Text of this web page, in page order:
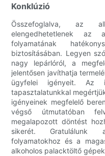
Konklúzió
Összefoglalva, az
elengedhetetlenek az
folyamatának
biztosításában. Legyen
nagy lepárlóról, a
jelentősen javíthatja
ügyfelei igényeit. Az
tapasztalatunkkal
igényeinek megfelelő
végső útmutatóban
megalapozott döntést
sikerét. Gratulálunk
folyamatokhoz és a
alkoholos palacktöltő